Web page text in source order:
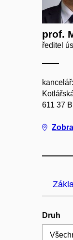
prof.
ředitel
611 37
Druh